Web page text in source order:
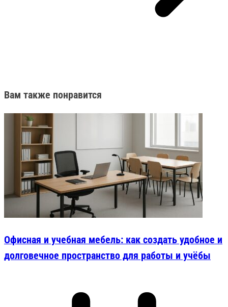
Вам также понравится
Офисная и учебная мебель: как создать удобное и
долговечное пространство для работы и учёбы